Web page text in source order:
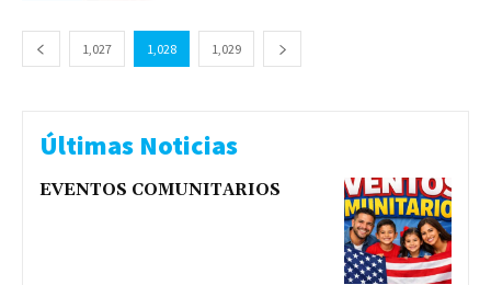
1,027 1,028 1,029
Últimas Noticias
EVENTOS COMUNITARIOS